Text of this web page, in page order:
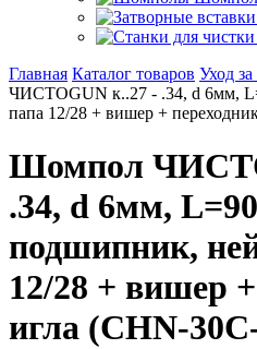
Главная Каталог товаров Уход
ЧИСТОGUN к..27 - .34, d 6мм,
папа 12/28 + вишер +
Шомпол
.34, d 6мм,
подшипник,
12/28 + вишер
игла (CHN-